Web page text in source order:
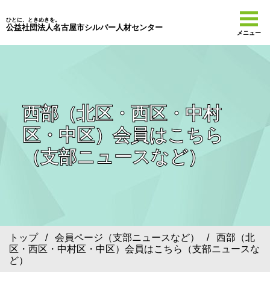
ひとに、ときめきを。
公益社団法人名古屋市シルバー人材センター
メニュー
西部（北区・西区・中村
区・中区）会員はこちら
（支部ニュースなど）
トップ/ 会員ページ（支部ニュースなど）
/ 西部（北
区・西区・中村区・中区）会員はこちら（支部ニュースな
ど）